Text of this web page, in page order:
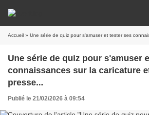
Accueil » Une série de quiz pour s'amuser et tester ses connaissances sur la
Une série de quiz pour s'amuser
connaissances sur la caricature
presse...
Publié le 21/02/2026 à 09:54